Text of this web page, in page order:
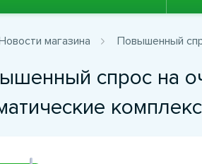
магазина Повышенный
спрос на